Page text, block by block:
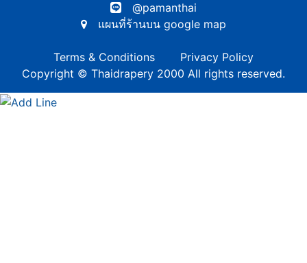
@pamanthai
แผนที่ร้านบน google map
Terms & Conditions
Privacy Policy
Copyright © Thaidrapery 2000 All rights reserved.